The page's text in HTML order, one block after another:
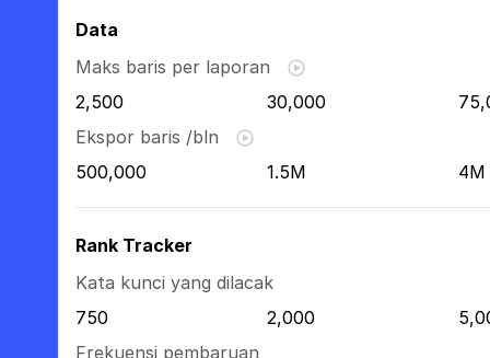
Data
Maks baris per laporan
2,500
30,000
Ekspor baris /bln
500,000
1.5M 4M
Rank Tracker
Kata kunci yang dilacak
750
2,000
Frekuensi pembaruan